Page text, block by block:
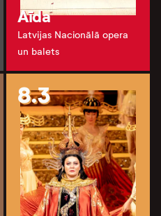
Aīda
Latvijas Nacionālā opera
un balets
8.3